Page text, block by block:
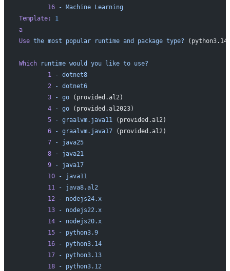
        16
- Machine Learning
Template:
1
a
Use the most popular runtime and package type?
Which runtime would you like to use?
        1
- dotnet8
        2
- dotnet6
        3
- go (provided.al2)
        4
- go (provided.al2023)
        5
- graalvm.java11 (provided.al2)
        6
- graalvm.java17 (provided.al2)
        7
- java25
        8
- java21
        9
- java17
        10
- java11
        11
- java8.al2
        12
- nodejs24.x
        13
- nodejs22.x
        14
- nodejs20.x
        15
- python3.9
        16
- python3.14
        17
- python3.13
        18
- python3.12